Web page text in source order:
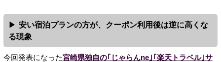
安い宿泊プランの方が、クーポン利用後は逆に高くな
る現象
今回発表になった宮崎県独自の｢じゃらんne｣｢楽天トラベル｣サ